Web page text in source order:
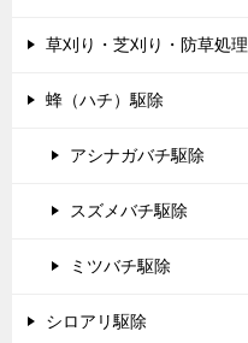
草刈り・芝刈り・防草処理
蜂（ハチ）駆除
アシナガバチ駆除
スズメバチ駆除
ミツバチ駆除
シロアリ駆除